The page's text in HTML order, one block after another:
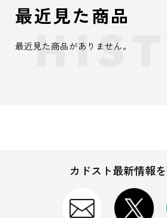
最近見た商品
最近見た商品がありません。
カドスト最新情報